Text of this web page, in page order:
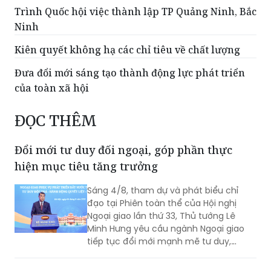
Trình Quốc hội Dự án đầu tư xây dựng đường
Vành đai 5 - Vùng Thủ đô Hà Nội
Trình Quốc hội việc thành lập TP Quảng Ninh, Bắc
Ninh
Kiên quyết không hạ các chỉ tiêu về chất lượng
Đưa đổi mới sáng tạo thành động lực phát triển
của toàn xã hội
ĐỌC THÊM
Đổi mới tư duy đối ngoại, góp phần thực
hiện mục tiêu tăng trưởng
Sáng 4/8, tham dự và phát biểu chỉ
đạo tại Phiên toàn thể của Hội nghị